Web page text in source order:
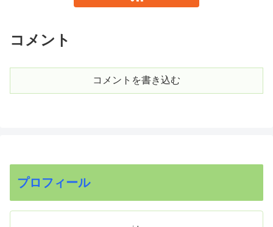
コメント
コメントを書き込む
プロフィール